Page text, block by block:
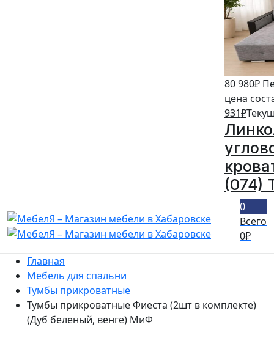
80 980₽
цена
931₽
(074)
0
Всего
0₽
Главная
Мебель для спальни
Тумбы прикроватные
Тумбы прикроватные Фиеста (2шт в комплекте)
(Дуб беленый, венге) МиФ